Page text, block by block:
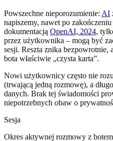
Powszechne nieporozumienie: AI
napiszemy, nawet po
dokumentacją OpenAI, 2024,
przez użytkownika – mogą być
sesji. Reszta znika bezpowrotnie,
bota właściwie „czysta karta”.
Nowi użytkownicy często nie
(trwającą jedną rozmowę), a
danych. Brak tej świadomości
niepotrzebnych obaw o
Sesja
Okres aktywnej rozmowy z